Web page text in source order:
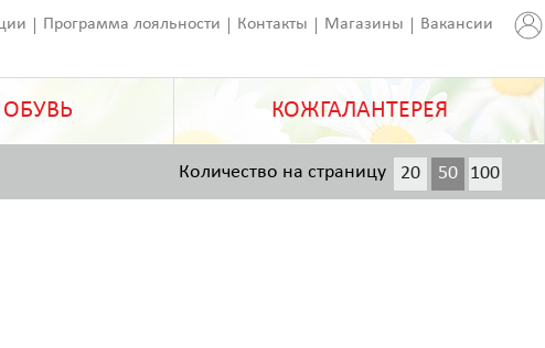
Программа лояльности Контакты Магазины Вакансии
КОЖГАЛАНТЕРЕЯ
20 50 100
Количество на страницу